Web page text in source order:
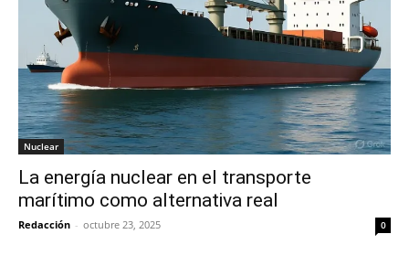
Nuclear
La energía nuclear en el transporte
marítimo como alternativa real
Redacción - octubre 23, 2025 0